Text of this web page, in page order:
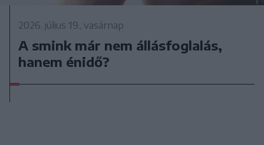
2026. július 19., vasárnap
A smink már nem állásfoglalás,
hanem énidő?